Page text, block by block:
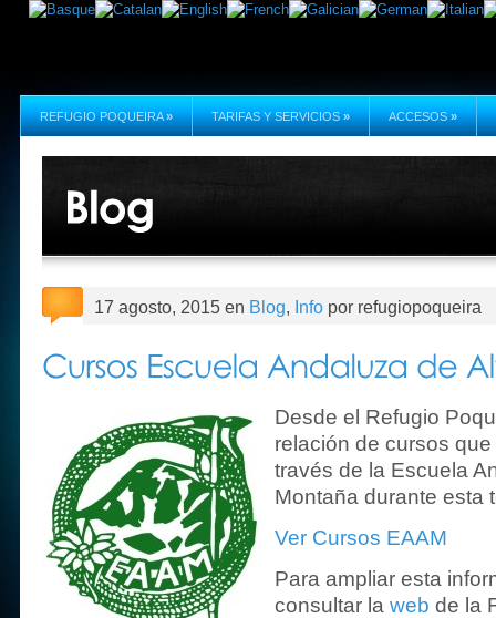
REFUGIO POQUEIRA » TARIFAS Y SERVICIOS » ACCESOS »
17 agosto, 2015 en Blog, Info por refugiopoqueira
Desde el Refugio
relación de cursos
través de la Escuela
Montaña durante esta
Ver Cursos EAAM
Para ampliar esta
consultar la web de la